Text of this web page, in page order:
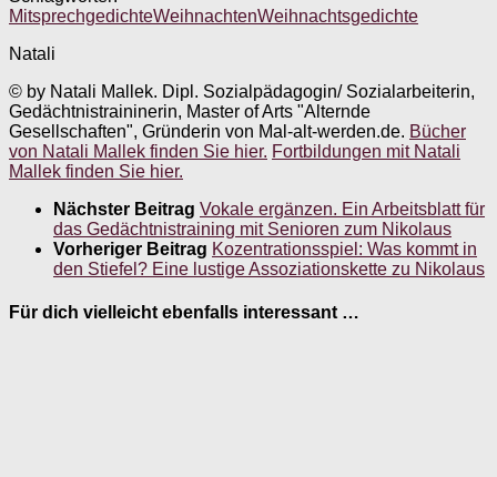
MitsprechgedichteWeihnachtenWeihnachtsgedichte
Natali
© by Natali Mallek. Dipl. Sozialpädagogin/ Sozialarbeiterin,
Gedächtnistraininerin, Master of Arts "Alternde
Gesellschaften", Gründerin von Mal-alt-werden.de. Bücher
von Natali Mallek finden Sie hier. Fortbildungen mit Natali
Mallek finden Sie hier.
Nächster Beitrag Vokale ergänzen. Ein Arbeitsblatt für
das Gedächtnistraining mit Senioren zum Nikolaus
Vorheriger Beitrag Kozentrationsspiel: Was kommt in
den Stiefel? Eine lustige Assoziationskette zu Nikolaus
Für dich vielleicht ebenfalls interessant …